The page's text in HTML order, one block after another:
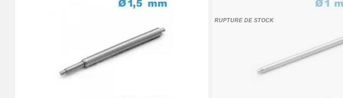
Kit Réparation Montre Multifonction
23,90 €
RUPTURE DE STOCK